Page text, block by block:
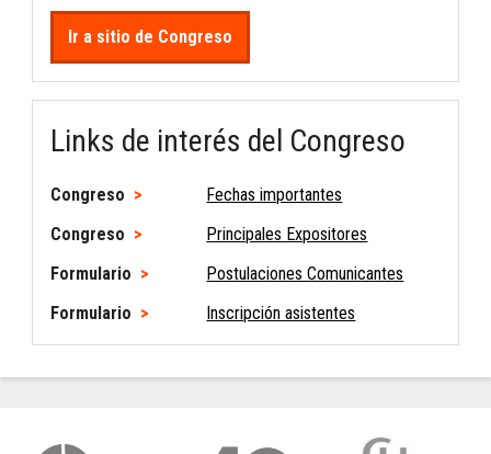
Ir a sitio de Congreso
Links de interés del Congreso
Congreso
Fechas importantes
Congreso
Principales Expositores
Formulario
Postulaciones Comunicantes
Formulario
Inscripción asistentes